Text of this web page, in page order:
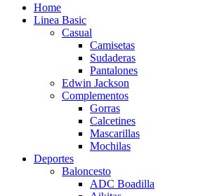
Home
Linea Basic
Casual
Camisetas
Sudaderas
Pantalones
Edwin Jackson
Complementos
Gorras
Calcetines
Mascarillas
Mochilas
Deportes
Baloncesto
ADC Boadilla